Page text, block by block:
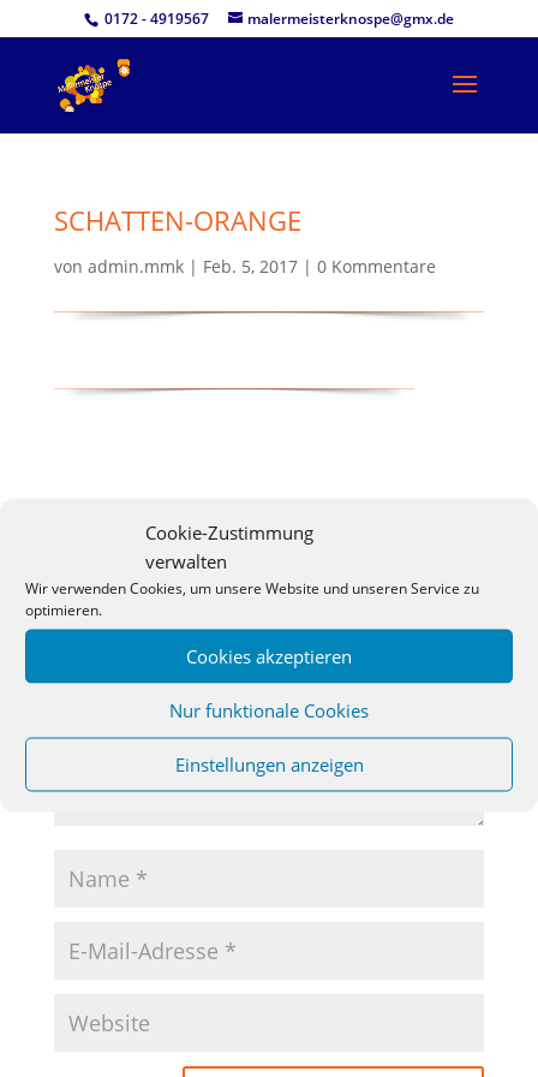
Cookie-Zustimmung
verwalten
Wir verwenden Cookies, um unsere Website und unseren Service zu
optimieren.
Cookies akzeptieren
Nur funktionale Cookies
Einstellungen anzeigen
0172 - 4919567 malermeisterknospe@gmx.de
SCHATTEN-ORANGE
von admin.mmk| Feb. 5, 2017| 0 Kommentare
KOMMENTAR ABSENDEN
Deine E-Mail-Adresse wird nicht veröffentlicht.
Felder sind mit*markiert